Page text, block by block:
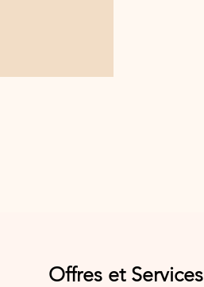
Offres et Services